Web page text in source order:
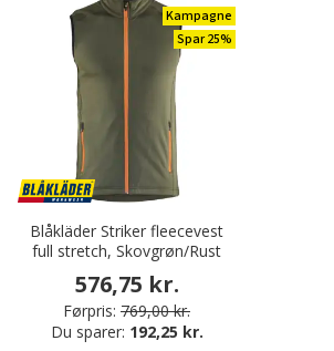
Kampagne
Spar 25%
Blåkläder Striker fleecevest
full stretch, Skovgrøn/Rust
576,75 kr.
Førpris: 769,00 kr.
Du sparer: 192,25 kr.